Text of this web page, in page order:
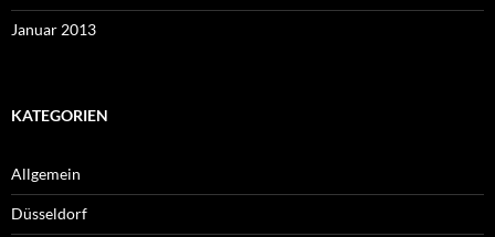
Januar 2013
KATEGORIEN
Allgemein
Düsseldorf